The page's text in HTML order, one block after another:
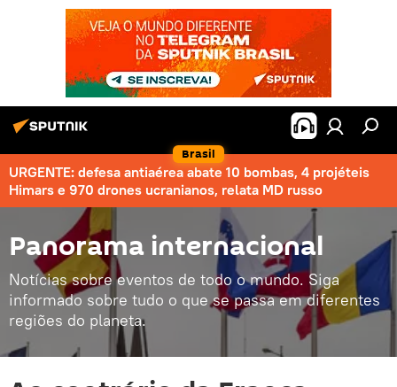
Brasil
URGENTE: defesa antiaérea abate 10 bombas, 4 projéteis
Himars e 970 drones ucranianos, relata MD russo
Panorama internacional
Notícias sobre eventos de todo o mundo. Siga
informado sobre tudo o que se passa em diferentes
regiões do planeta.